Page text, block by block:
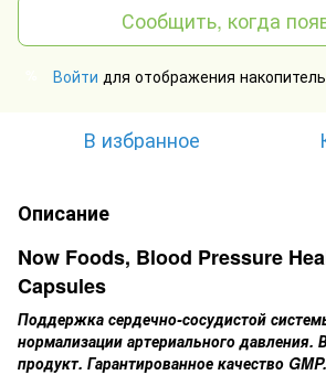
Сообщить, когда
Войти для отображения
В избранное
Описание
Now Foods, Blood Pressure
Capsules
Поддержка сердечно-сосудистой
нормализации артериального давления.
продукт. Гарантированное качество GMP.